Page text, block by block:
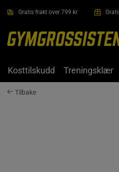
Gratis frakt over 799 kr
Kosttilskudd Treningsklær
Tilbake